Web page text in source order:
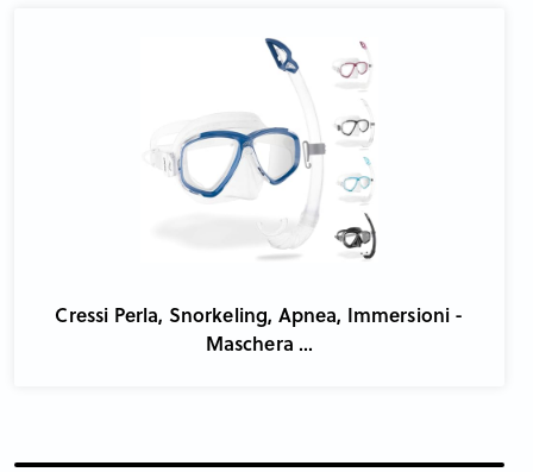
Cressi Perla, Snorkeling, Apnea, Immersioni -
Maschera ...